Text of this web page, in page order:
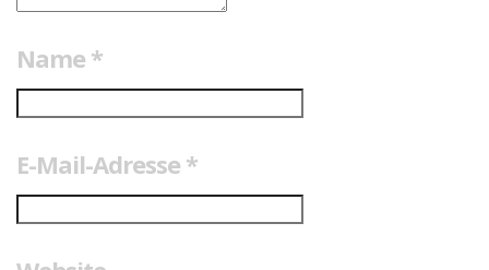
Name *
E-Mail-Adresse *